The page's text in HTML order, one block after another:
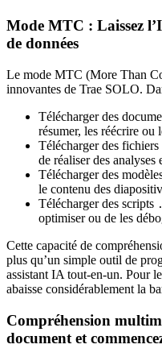
Mode MTC : Laissez
de données
Le mode MTC (More Than
innovantes de Trae SOLO.
Télécharger des
résumer, les réécrire ou
Télécharger des fichiers
de réaliser des analyses
Télécharger des
le contenu des
Télécharger des scripts
optimiser ou de les
Cette capacité de
plus qu’un simple outil de
assistant IA tout-en-un. Pour
abaisse considérablement la
Compréhension
document et